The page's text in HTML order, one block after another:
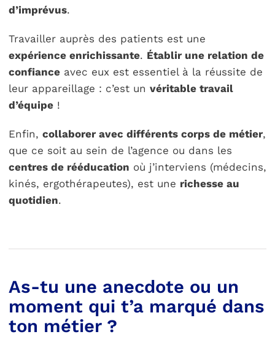
d’imprévus.
Travailler auprès des patients est une
expérience enrichissante. Établir une relation de
confianceavec eux est essentiel à la réussite de
leur appareillage : c’est un véritable travail
d’équipe!
Enfin, collaborer avec différents corps de métier,
que ce soit au sein de l’agence ou dans les
centres de rééducation où j’interviens (médecins,
kinés, ergothérapeutes), est une richesse au
quotidien.
As-tu une anecdote ou un
moment qui t’a marqué dans
ton métier ?